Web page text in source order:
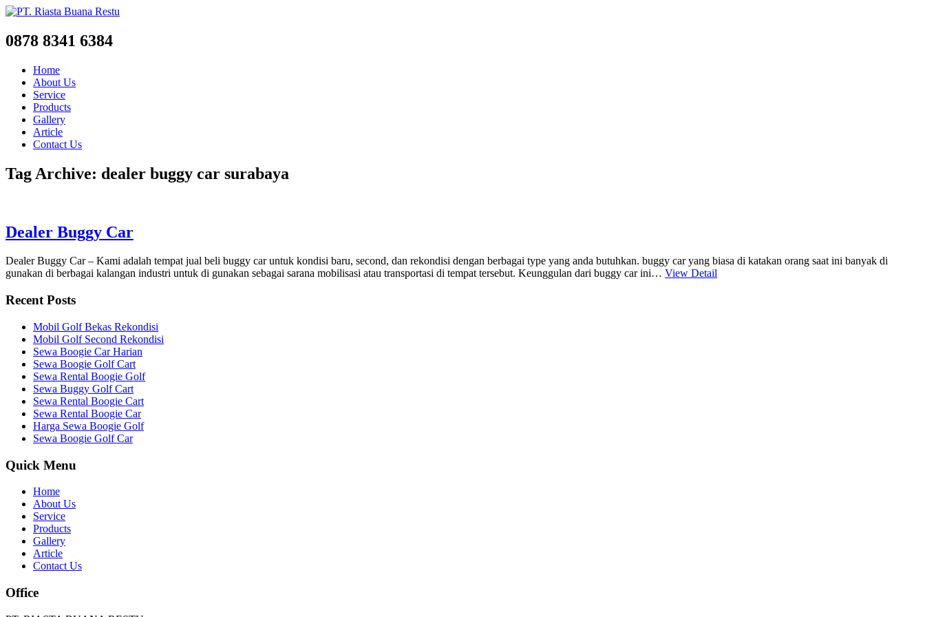
0878 8341 6384
Home
About Us
Service
Products
Gallery
Article
Contact Us
Tag Archive: dealer buggy car surabaya
Dealer Buggy Car
Dealer Buggy Car – Kami adalah tempat jual beli buggy car untuk kondisi baru, second, dan rekondisi dengan berbagai type yang anda butuhkan. buggy car yang biasa di katakan orang saat ini banyak di
gunakan di berbagai kalangan industri untuk di gunakan sebagai sarana mobilisasi atau transportasi di tempat tersebut. Keunggulan dari buggy car ini… View Detail
Recent Posts
Mobil Golf Bekas Rekondisi
Mobil Golf Second Rekondisi
Sewa Boogie Car Harian
Sewa Boogie Golf Cart
Sewa Rental Boogie Golf
Sewa Buggy Golf Cart
Sewa Rental Boogie Cart
Sewa Rental Boogie Car
Harga Sewa Boogie Golf
Sewa Boogie Golf Car
Quick Menu
Home
About Us
Service
Products
Gallery
Article
Contact Us
Office